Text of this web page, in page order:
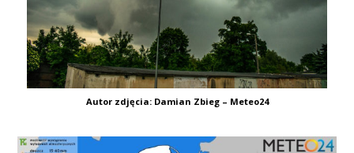
Autor zdjęcia: Damian Zbieg – Meteo24